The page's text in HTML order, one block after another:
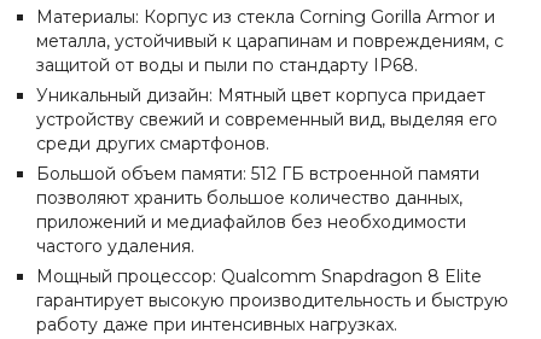
Материалы: Корпус из стекла Corning Gorilla Armor и
металла, устойчивый к царапинам и повреждениям, с
защитой от воды и пыли по стандарту IP68.
Уникальный дизайн: Мятный цвет корпуса придает
устройству свежий и современный вид, выделяя его
среди других смартфонов.
Большой объем памяти: 512 ГБ встроенной памяти
позволяют хранить большое количество данных,
приложений и медиафайлов без необходимости
частого удаления.
Мощный процессор: Qualcomm Snapdragon 8 Elite
гарантирует высокую производительность и быструю
работу даже при интенсивных нагрузках.